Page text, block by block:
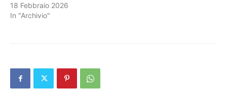
18 Febbraio 2026
In "Archivio"